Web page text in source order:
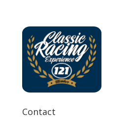
Contact